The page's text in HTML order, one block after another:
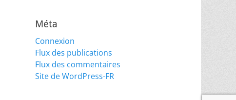
Méta
Connexion
Flux des publications
Flux des commentaires
Site de WordPress-FR